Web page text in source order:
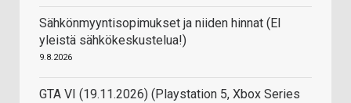
Sähkönmyyntisopimukset ja niiden hinnat (EI
yleistä sähkökeskustelua!)
9.8.2026
GTA VI (19.11.2026) (Playstation 5, Xbox Series